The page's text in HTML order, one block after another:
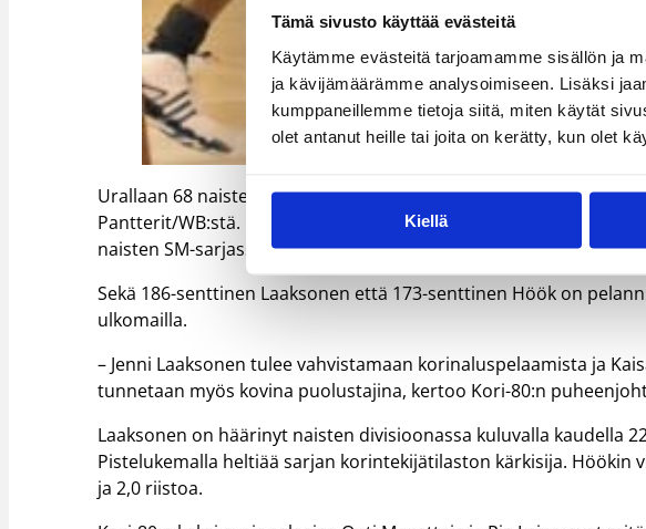
Tämä sivusto käyttää evästeitä
Käytämme evästeitä tarjoamamme sisällön ja
ja kävijämäärämme analysoimiseen. Lisäksi
kumppaneillemme tietoja siitä, miten käytät
olet antanut heille tai joita on kerätty, kun olet
Kiellä
Urallaan 68 naisten maaottelua pelannut Jenni Laaksonen siirtyy
Pantterit/WB:stä. Höök puolestaan tekee paluun
naisten SM-sarjassa Espoo Teamia. Höökillä on tilillään 30
Sekä 186-senttinen Laaksonen että 173-senttinen Höök on
ulkomailla.
– Jenni Laaksonen tulee vahvistamaan korinaluspelaamista ja
tunnetaan myös kovina puolustajina, kertoo Kori-80:n
Laaksonen on häärinyt naisten divisioonassa kuluvalla kaudella
Pistelukemalla heltiää sarjan korintekijätilaston kärkisija. Höökin
ja 2,0 riistoa.